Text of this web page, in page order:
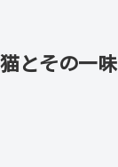
とその一味